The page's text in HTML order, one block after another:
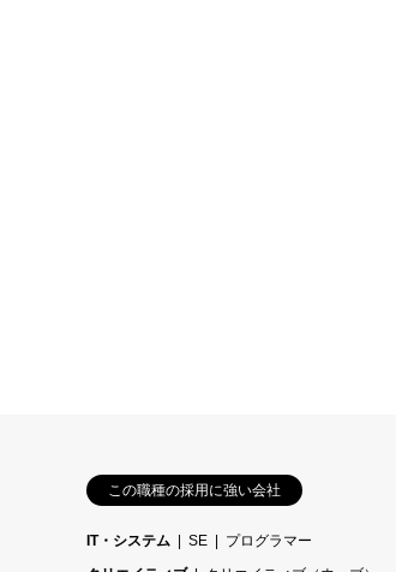
この職種の採用に強い会社
IT・システム SE
プログラマー